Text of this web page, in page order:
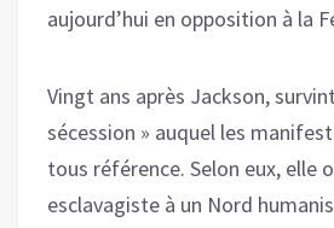
aujourd’hui en opposition à la
Vingt ans après Jackson,
sécession » auquel les
tous référence. Selon eux, elle
esclavagiste à un Nord